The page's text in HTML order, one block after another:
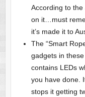
According to
on it…must
it’s made it to
The “Smart
gadgets in
contains LEDs
you have done.
stops it getting